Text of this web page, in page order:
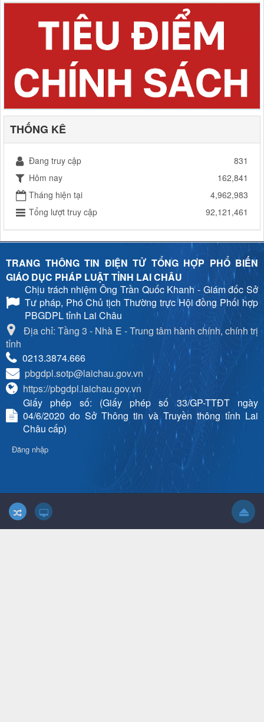
THỐNG KÊ
Đang truy cập
831
Hôm nay
162,841
Tháng hiện tại
4,962,983
Tổng lượt truy cập
92,121,461
TRANG THÔNG TIN ĐIỆN TỬ TỔNG HỢP PHỔ BIẾN
GIÁO DỤC PHÁP LUẬT TỈNH LAI CHÂU
Chịu trách nhiệmÔng Trần Quốc Khanh - Giám đốc Sở
Tư pháp, Phó Chủ tịch Thường trực Hội đồng Phối hợp
PBGDPL tỉnh Lai Châu
Địa chỉ: Tầng 3 - Nhà E - Trung tâm hành chính, chính trị
tỉnh
0213.3874.666
pbgdpl.sotp@laichau.gov.vn
https://pbgdpl.laichau.gov.vn
Giấy phép số: (Giấy phép số 33/GP-TTĐT ngày
04/6/2020 do Sở Thông tin và Truyền thông tỉnh Lai
Châu cấp)
Đăng nhập